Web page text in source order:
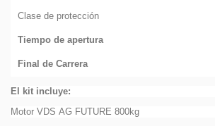
Clase de protección
Tiempo de apertura
Final de Carrera
El kit incluye:
Motor VDS AG FUTURE 800kg